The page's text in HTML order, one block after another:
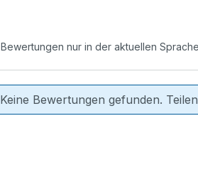
Bewertungen nur in der aktuellen
Keine Bewertungen gefunden.